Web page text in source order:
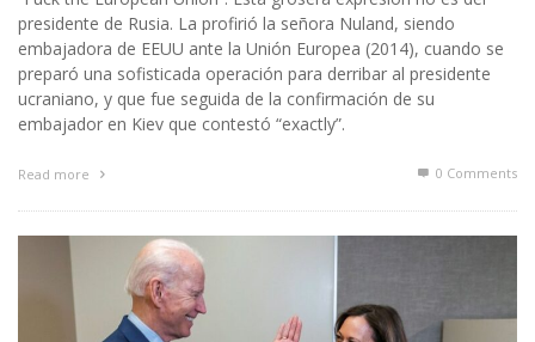
presidente de Rusia. La profirió la señora Nuland, siendo
embajadora de EEUU ante la Unión Europea (2014), cuando se
preparó una sofisticada operación para derribar al presidente
ucraniano, y que fue seguida de la confirmación de su
embajador en Kiev que contestó “exactly”.
Read more 0 Comments